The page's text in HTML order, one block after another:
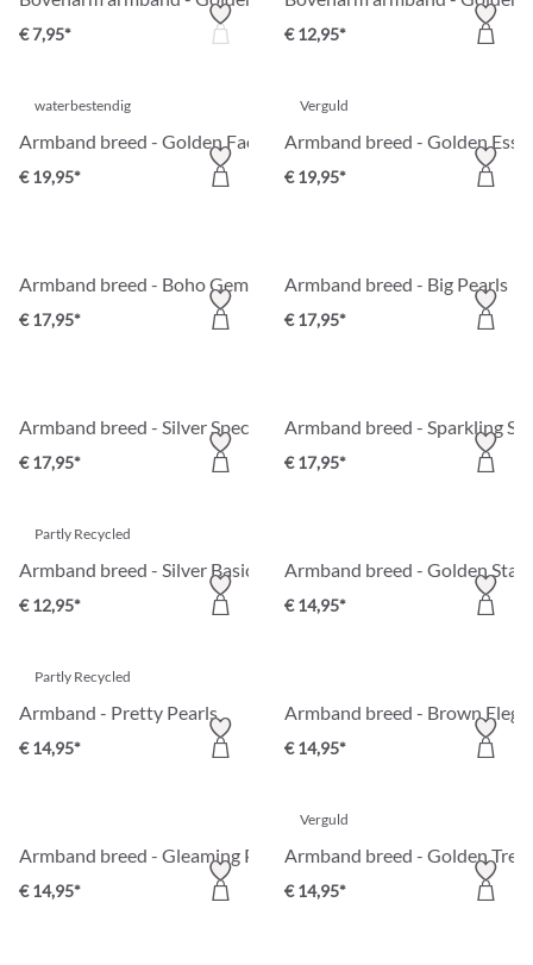
€ 7,95* € 12,95*
waterbestendig
Armband breed - Golden Facet
€ 19,95*
Verguld
Armband breed - Golden
€ 19,95*
Armband breed - Boho Gems
€ 17,95*
Armband breed - Big Pearls
€ 17,95*
Armband breed - Silver Special
€ 17,95*
Armband breed - Sparkling
€ 17,95*
Partly Recycled
Armband breed - Silver Basic
€ 12,95*
Armband breed - Golden
€ 14,95*
Partly Recycled
Armband - Pretty Pearls
€ 14,95*
Armband breed - Brown
€ 14,95*
Armband breed - Gleaming Pearls
€ 14,95*
Verguld
Armband breed - Golden
€ 14,95*